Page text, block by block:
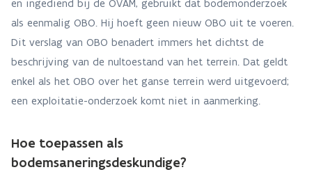
en ingediend bij de OVAM, gebruikt dat bodemonderzoek
als eenmalig OBO. Hij hoeft geen nieuw OBO uit te voeren.
Dit verslag van OBO benadert immers het dichtst de
beschrijving van de nultoestand van het terrein. Dat geldt
enkel als het OBO over het ganse terrein werd uitgevoerd;
een exploitatie-onderzoek komt niet in aanmerking.
Hoe toepassen als
bodemsaneringsdeskundige?